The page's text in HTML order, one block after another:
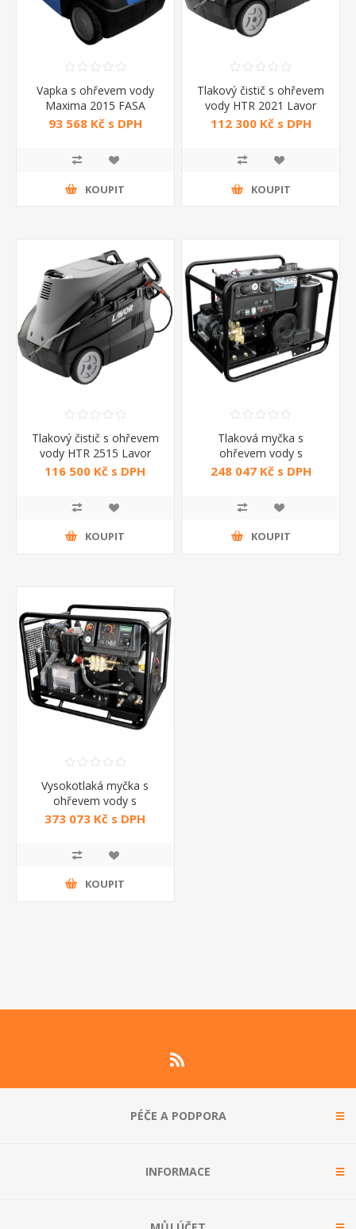
Vapka s ohřevem vody
Maxima 2015 FASA
93 568 Kč s DPH
KOUPIT
Tlakový čistič s ohřevem
vody HTR 2021 Lavor
112 300 Kč s DPH
KOUPIT
Tlakový čistič s ohřevem
vody HTR 2515 Lavor
116 500 Kč s DPH
KOUPIT
Tlaková myčka s
ohřevem vody s
naftovým motorem Clark
248 047 Kč s DPH
KOUPIT
Vysokotlaká myčka s
ohřevem vody s
naftovým motorem Clark
373 073 Kč s DPH
KOUPIT
PÉČE A PODPORA
INFORMACE